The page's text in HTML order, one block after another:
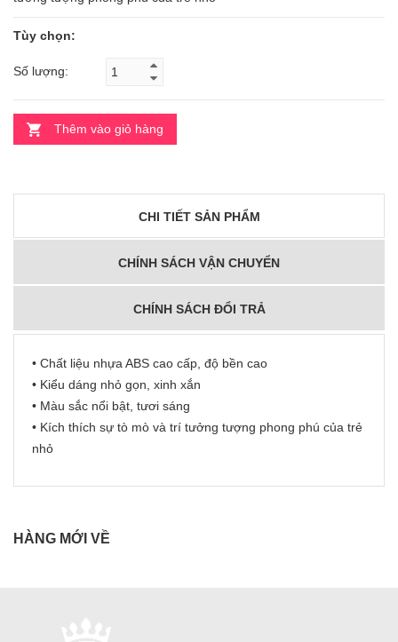
Tùy chọn:
Số lượng:
Thêm vào giỏ hàng
CHI TIẾT SẢN PHẨM
CHÍNH SÁCH VẬN CHUYỂN
CHÍNH SÁCH ĐỔI TRẢ
• Chất liệu nhựa ABS cao cấp, độ bền cao
• Kiểu dáng nhỏ gọn, xinh xắn
• Màu sắc nổi bật, tươi sáng
• Kích thích sự tò mò và trí tưởng tượng phong phú của trẻ
nhỏ
HÀNG MỚI VỀ